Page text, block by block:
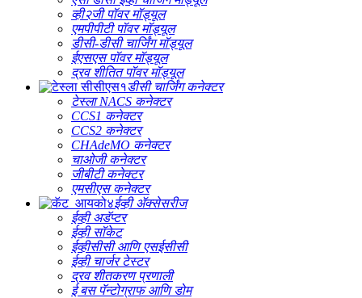
व्ही२जी पॉवर मॉड्यूल
एमपीपीटी पॉवर मॉड्यूल
डीसी-डीसी चार्जिंग मॉड्यूल
ईएसएस पॉवर मॉड्यूल
द्रव शीतित पॉवर मॉड्यूल
डीसी चार्जिंग कनेक्टर
टेस्ला NACS कनेक्टर
CCS1 कनेक्टर
CCS2 कनेक्टर
CHAdeMO कनेक्टर
चाओजी कनेक्टर
जीबीटी कनेक्टर
एमसीएस कनेक्टर
ईव्ही ॲक्सेसरीज
ईव्ही अडॅप्टर
ईव्ही सॉकेट
ईव्हीसीसी आणि एसईसीसी
ईव्ही चार्जर टेस्टर
द्रव शीतकरण प्रणाली
ई बस पॅन्टोग्राफ आणि डोम